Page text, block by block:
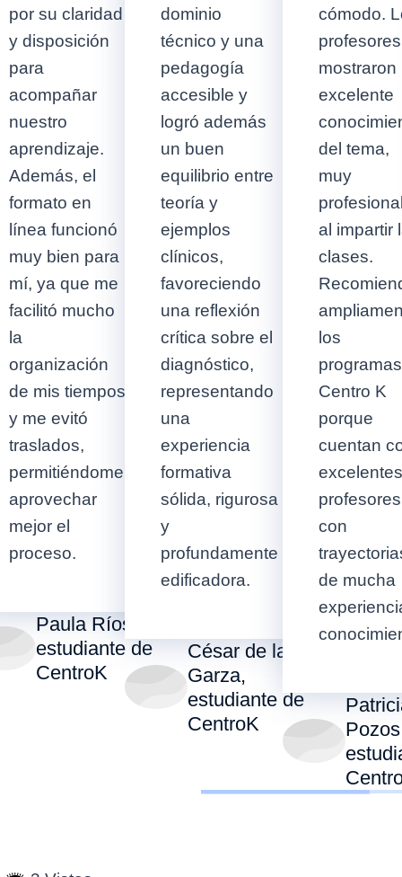
por su claridad
y disposición
para
acompañar
nuestro
aprendizaje.
Además, el
formato en
línea funcionó
muy bien para
mí, ya que me
facilitó mucho
la
organización
de mis tiempos
y me evitó
traslados,
permitiéndome
aprovechar
mejor el
proceso.
Paula Ríos,
estudiante de
CentroK
dominio
técnico y una
pedagogía
accesible y
logró además
un buen
equilibrio entre
teoría y
ejemplos
clínicos,
favoreciendo
una reflexión
crítica sobre el
diagnóstico,
representando
una
experiencia
formativa
sólida, rigurosa
y
profundamente
edificadora.
César de la
Garza,
estudiante de
CentroK
cómodo.
profesores
mostraron
excelente
del tema,
muy
al impartir
clases.
los
Centro K
porque
cuentan
excelentes
profesores
con
de mucha